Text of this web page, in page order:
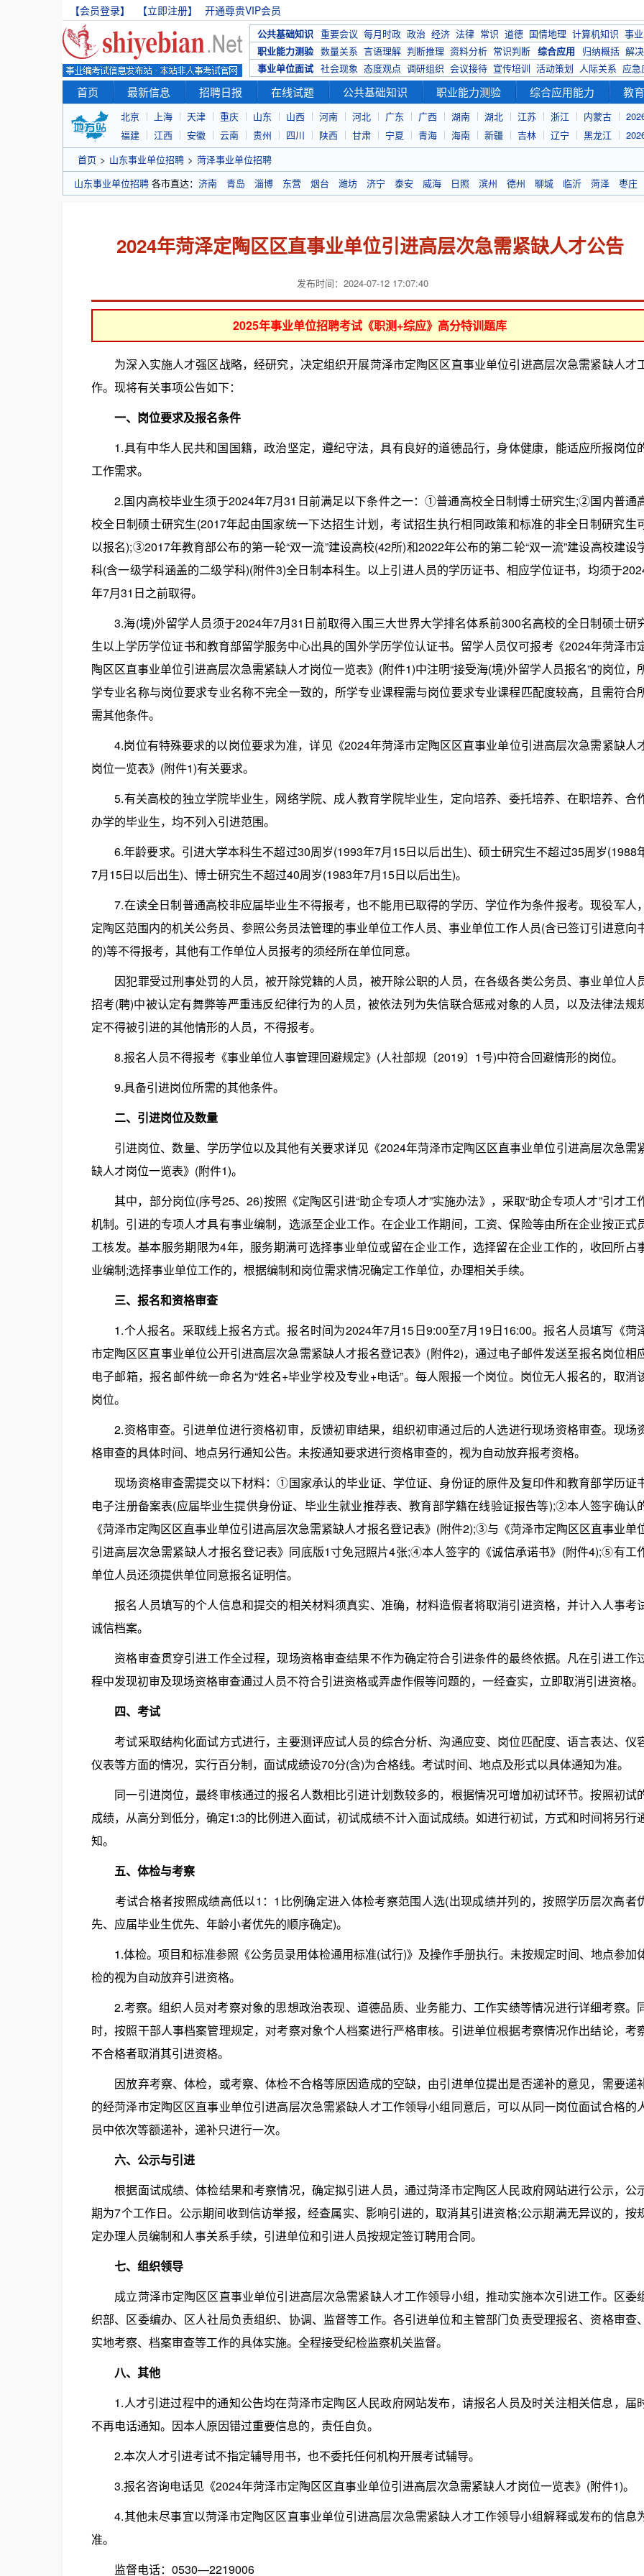
【会员登录】 【立即注册】 开通尊贵VIP会员
公共基础知识 重要会议 每月时政 政治 经济 法律 常识 道德 国情地理 计算机知识 事
职业能力测验 数量关系 言语理解 判断推理 资料分析 常识判断 综合应用 归纳概括 解
事业单位面试 社会现象 态度观点 调研组织 会议接待 宣传培训 活动策划 人际关系 应急
首页 最新信息 招聘日报 在线试题 公共基础知识 职业能力测验 综合应用能力 教
北京 上海 天津 重庆 山东 山西 河南 河北 广东 广西 湖南 湖北 江苏 浙江 内蒙古
福建
江西 安徽 云南 贵州 四川 陕西 甘肃 宁夏 青海 海南 新疆 吉林 辽宁 黑龙江
首页 > 山东事业单位招聘 > 菏泽事业单位招聘
山东事业单位招聘 各市直达： 济南 青岛 淄博 东营 烟台 潍坊 济宁 泰安 威海 日照 滨州 德州 聊城 临沂 菏泽 枣庄
2024年菏泽定陶区区直事业单位引进高层次急需紧缺人才公告
发布时间：2024-07-12 17:07:40
2025年事业单位招聘考试《职测+综应》高分特训题库
为深入实施人才强区战略，经研究，决定组织开展菏泽市定陶区区直事业单位引进高层次急需紧缺人才
作。现将有关事项公告如下：
一、岗位要求及报名条件
1.具有中华人民共和国国籍，政治坚定，遵纪守法，具有良好的道德品行，身体健康，能适应所报岗位
工作需求。
2.国内高校毕业生须于2024年7月31日前满足以下条件之一：①普通高校全日制博士研究生;②国内普通
校全日制硕士研究生(2017年起由国家统一下达招生计划，考试招生执行相同政策和标准的非全日制研究生
以报名);③2017年教育部公布的第一轮“双一流”建设高校(42所)和2022年公布的第二轮“双一流”建设高校建设
科(含一级学科涵盖的二级学科)(附件3)全日制本科生。以上引进人员的学历证书、相应学位证书，均须于
年7月31日之前取得。
3.海(境)外留学人员须于2024年7月31日前取得入围三大世界大学排名体系前300名高校的全日制硕士研
生以上学历学位证书和教育部留学服务中心出具的国外学历学位认证书。留学人员仅可报考《2024年菏泽市
陶区区直事业单位引进高层次急需紧缺人才岗位一览表》(附件1)中注明“接受海(境)外留学人员报名”的岗位，
学专业名称与岗位要求专业名称不完全一致的，所学专业课程需与岗位要求专业课程匹配度较高，且需符合
需其他条件。
4.岗位有特殊要求的以岗位要求为准，详见《2024年菏泽市定陶区区直事业单位引进高层次急需紧缺人
岗位一览表》(附件1)有关要求。
5.有关高校的独立学院毕业生，网络学院、成人教育学院毕业生，定向培养、委托培养、在职培养、合
办学的毕业生，均不列入引进范围。
6.年龄要求。引进大学本科生不超过30周岁(1993年7月15日以后出生)、硕士研究生不超过35周岁(1988
7月15日以后出生)、博士研究生不超过40周岁(1983年7月15日以后出生)。
7.在读全日制普通高校非应届毕业生不得报考，也不能用已取得的学历、学位作为条件报考。现役军人，
定陶区范围内的机关公务员、参照公务员法管理的事业单位工作人员、事业单位工作人员(含已签订引进意向
的)等不得报考，其他有工作单位人员报考的须经所在单位同意。
因犯罪受过刑事处罚的人员，被开除党籍的人员，被开除公职的人员，在各级各类公务员、事业单位人
招考(聘)中被认定有舞弊等严重违反纪律行为的人员，被依法列为失信联合惩戒对象的人员，以及法律法规
定不得被引进的其他情形的人员，不得报考。
8.报名人员不得报考《事业单位人事管理回避规定》(人社部规〔2019〕1号)中符合回避情形的岗位。
9.具备引进岗位所需的其他条件。
二、引进岗位及数量
引进岗位、数量、学历学位以及其他有关要求详见《2024年菏泽市定陶区区直事业单位引进高层次急需
缺人才岗位一览表》(附件1)。
其中，部分岗位(序号25、26)按照《定陶区引进“助企专项人才”实施办法》，采取“助企专项人才”引才工
机制。引进的专项人才具有事业编制，选派至企业工作。在企业工作期间，工资、保险等由所在企业按正式
工核发。基本服务期限为4年，服务期满可选择事业单位或留在企业工作，选择留在企业工作的，收回所占
业编制;选择事业单位工作的，根据编制和岗位需求情况确定工作单位，办理相关手续。
三、报名和资格审查
1.个人报名。采取线上报名方式。报名时间为2024年7月15日9:00至7月19日16:00。报名人员填写《菏
市定陶区区直事业单位公开引进高层次急需紧缺人才报名登记表》(附件2)，通过电子邮件发送至报名岗位相
电子邮箱，报名邮件统一命名为“姓名+毕业学校及专业+电话”。每人限报一个岗位。岗位无人报名的，取消
岗位。
2.资格审查。引进单位进行资格初审，反馈初审结果，组织初审通过后的人选进行现场资格审查。现场
格审查的具体时间、地点另行通知公告。未按通知要求进行资格审查的，视为自动放弃报考资格。
现场资格审查需提交以下材料：①国家承认的毕业证、学位证、身份证的原件及复印件和教育部学历证
电子注册备案表(应届毕业生提供身份证、毕业生就业推荐表、教育部学籍在线验证报告等);②本人签字确认
《菏泽市定陶区区直事业单位引进高层次急需紧缺人才报名登记表》(附件2);③与《菏泽市定陶区区直事业单
引进高层次急需紧缺人才报名登记表》同底版1寸免冠照片4张;④本人签字的《诚信承诺书》(附件4);⑤有工
单位人员还须提供单位同意报名证明信。
报名人员填写的个人信息和提交的相关材料须真实、准确，材料造假者将取消引进资格，并计入人事考
诚信档案。
资格审查贯穿引进工作全过程，现场资格审查结果不作为确定符合引进条件的最终依据。凡在引进工作
程中发现初审及现场资格审查通过人员不符合引进资格或弄虚作假等问题的，一经查实，立即取消引进资格。
四、考试
考试采取结构化面试方式进行，主要测评应试人员的综合分析、沟通应变、岗位匹配度、语言表达、仪
仪表等方面的情况，实行百分制，面试成绩设70分(含)为合格线。考试时间、地点及形式以具体通知为准。
同一引进岗位，最终审核通过的报名人数相比引进计划数较多的，根据情况可增加初试环节。按照初试
成绩，从高分到低分，确定1:3的比例进入面试，初试成绩不计入面试成绩。如进行初试，方式和时间将另行
知。
五、体检与考察
考试合格者按照成绩高低以1：1比例确定进入体检考察范围人选(出现成绩并列的，按照学历层次高者
先、应届毕业生优先、年龄小者优先的顺序确定)。
1.体检。项目和标准参照《公务员录用体检通用标准(试行)》及操作手册执行。未按规定时间、地点参加
检的视为自动放弃引进资格。
2.考察。组织人员对考察对象的思想政治表现、道德品质、业务能力、工作实绩等情况进行详细考察。
时，按照干部人事档案管理规定，对考察对象个人档案进行严格审核。引进单位根据考察情况作出结论，考
不合格者取消其引进资格。
因放弃考察、体检，或考察、体检不合格等原因造成的空缺，由引进单位提出是否递补的意见，需要递
的经菏泽市定陶区区直事业单位引进高层次急需紧缺人才工作领导小组同意后，可以从同一岗位面试合格的
员中依次等额递补，递补只进行一次。
六、公示与引进
根据面试成绩、体检结果和考察情况，确定拟引进人员，通过菏泽市定陶区人民政府网站进行公示，公
期为7个工作日。公示期间收到信访举报，经查属实、影响引进的，取消其引进资格;公示期满无异议的，按
定办理人员编制和人事关系手续，引进单位和引进人员按规定签订聘用合同。
七、组织领导
成立菏泽市定陶区区直事业单位引进高层次急需紧缺人才工作领导小组，推动实施本次引进工作。区委
织部、区委编办、区人社局负责组织、协调、监督等工作。各引进单位和主管部门负责受理报名、资格审查、
实地考察、档案审查等工作的具体实施。全程接受纪检监察机关监督。
八、其他
1.人才引进过程中的通知公告均在菏泽市定陶区人民政府网站发布，请报名人员及时关注相关信息，届
不再电话通知。因本人原因错过重要信息的，责任自负。
2.本次人才引进考试不指定辅导用书，也不委托任何机构开展考试辅导。
3.报名咨询电话见《2024年菏泽市定陶区区直事业单位引进高层次急需紧缺人才岗位一览表》(附件1)。
4.其他未尽事宜以菏泽市定陶区区直事业单位引进高层次急需紧缺人才工作领导小组解释或发布的信息
准。
监督电话：0530—2219006